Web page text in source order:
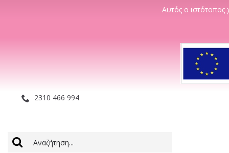
Αυτός ο ιστότοπος
2310 466 994